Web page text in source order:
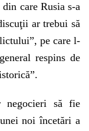
care Rusia s-a
ar trebui să
pe care l-
respins de
negocieri să fie
noi încetări a